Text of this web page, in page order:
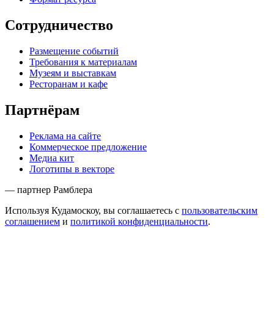
Сотрудничество
Размещение событий
Требования к материалам
Музеям и выставкам
Ресторанам и кафе
Партнёрам
Реклама на сайте
Коммерческое предложение
Медиа кит
Логотипы в векторе
— партнер Рамблера
Используя Кудамоскоу, вы соглашаетесь с пользовательским
соглашением и политикой конфиденциальности.